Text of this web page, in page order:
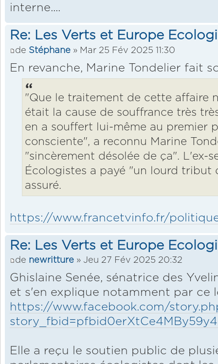
interne....
Re: Les Verts et Europe
de Stéphane » Mar 25 Fév 2025 11:30
En revanche, Marine Tondelier fait
"Que le traitement de cette affaire
était la cause de souffrance très
en a souffert lui-même au premier
consciente", a reconnu Marine
"sincèrement désolée de ça". L'ex-
Écologistes a payé "un lourd tribut
assuré.
https://www.francetvinfo.fr/
Re: Les Verts et Europe
de newritture » Jeu 27 Fév 2025 20:32
Ghislaine Senée, sénatrice des
et s'en explique notamment par ce
https://www.facebook.com/
Elle a reçu le soutien public de